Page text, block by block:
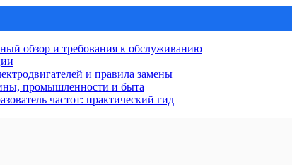
обзор и требования к обслуживанию
и правила замены
промышленности и быта
частот: практический гид